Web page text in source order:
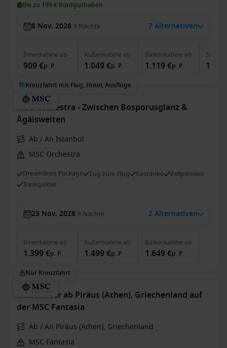
Bis zu 199 € Bordguthaben
8 Nov. 2026 9 Nächte 7 Alternativen
Innenkabine ab
909 €p. P.
Außenkabine ab
1.049 €p. P.
Balkonkabine ab
1.119 €p. P.
Suite
Kreuzfahrt mit Flug, Hotel, Ausflüge
MSC Orchestra - Zwischen Bosporusglanz &
Ägäisweiten
Ab / An Istanbul
MSC Orchestra
Dreamlines Package Zug zum Flug Getränke
Vollpension
Trinkgelder
23 Nov. 2026 9 Nächte 2 Alternativen
Innenkabine ab
1.399 €p. P.
Außenkabine ab
1.499 €p. P.
Balkonkabine ab
1.649 €p. P.
Nur Kreuzfahrt
Mittelmeer ab Piräus (Athen), Griechenland auf
der MSC Fantasia
Ab / An Piräus (Athen), Griechenland
MSC Fantasia